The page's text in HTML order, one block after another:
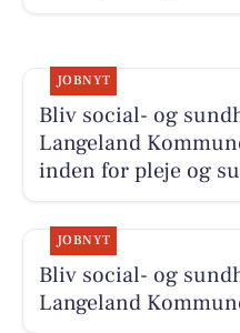
JOBNYT
Bliv social- og
Langeland
inden for pleje og
JOBNYT
Bliv social- og
Langeland